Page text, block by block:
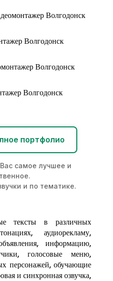
Волгодонск
Волгодонск
Волгодонск
Волгодонск
портфолио
самое лучшее и
и по тематике.
тексты в различных
аудиорекламу,
информацию,
голосовые меню,
персонажей, обучающие
и синхронная озвучка,